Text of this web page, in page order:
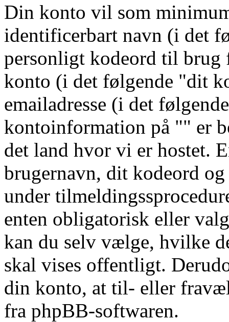
Din konto vil som
identificerbart navn (i det
personligt kodeord til brug
konto (i det følgende "dit
emailadresse (i det
kontoinformation på "" er
det land hvor vi er hostet.
brugernavn, dit kodeord
under
enten obligatorisk eller
kan du selv vælge, hvilke
skal vises offentligt.
din konto, at til- eller
fra phpBB-softwaren.